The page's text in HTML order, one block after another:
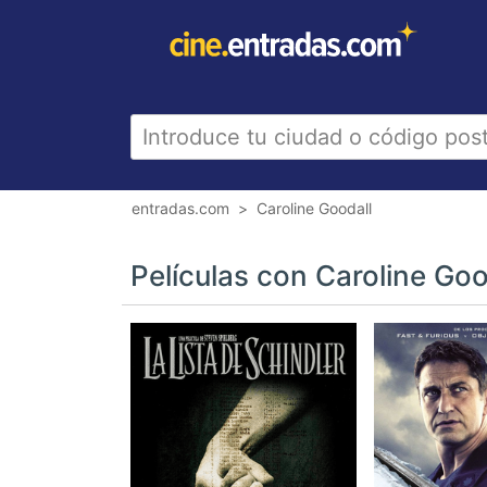
entradas.com Caroline Goodall
Películas con Caroline